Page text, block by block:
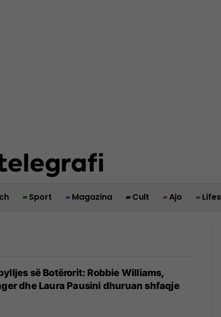
Sport Magazina Cult Ajo
së Botërorit: Robbie Williams,
dhe Laura Pausini dhuruan shfaqje